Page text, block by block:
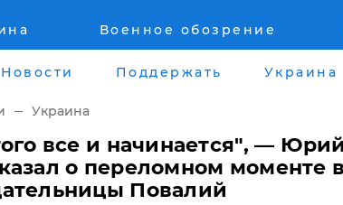
Военное обозрение
Города
Луганск
Киев
Война на
"ЛНР"
Оккупация
Новости Поддержать Украина
Украина
все и начинается", —
о переломном моменте
Повалий